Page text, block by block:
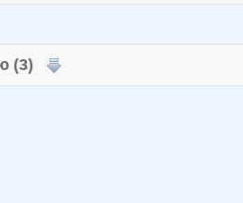
(3)